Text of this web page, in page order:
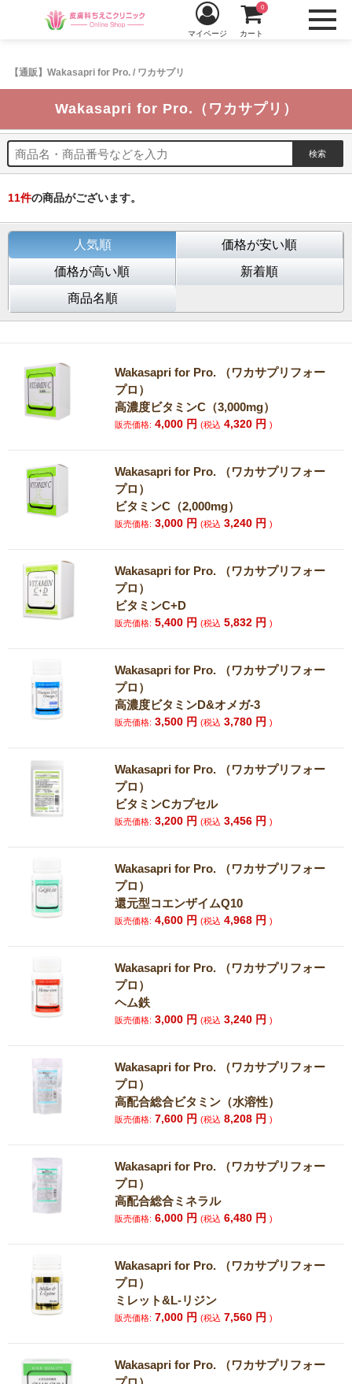
【通販】Wakasapri for Pro. / ワカサプリ
マイページ カート
0
Wakasapri for Pro.（ワカサプリ）
11件の商品がございます。
人気順
価格が安い順
価格が高い順
新着順
商品名順
Wakasapri for Pro. （ワカサプリフォー
プロ）
高濃度ビタミンC（3,000mg）
販売価格: 4,000 円(税込 4,320 円)
Wakasapri for Pro. （ワカサプリフォー
プロ）
ビタミンC（2,000mg）
販売価格: 3,000 円(税込 3,240 円)
Wakasapri for Pro. （ワカサプリフォー
プロ）
ビタミンC+D
販売価格: 5,400 円(税込 5,832 円)
Wakasapri for Pro. （ワカサプリフォー
プロ）
高濃度ビタミンD&オメガ-3
販売価格: 3,500 円(税込 3,780 円)
Wakasapri for Pro. （ワカサプリフォー
プロ）
ビタミンCカプセル
販売価格: 3,200 円(税込 3,456 円)
Wakasapri for Pro. （ワカサプリフォー
プロ）
還元型コエンザイムQ10
販売価格: 4,600 円(税込 4,968 円)
Wakasapri for Pro. （ワカサプリフォー
プロ）
ヘム鉄
販売価格: 3,000 円(税込 3,240 円)
Wakasapri for Pro. （ワカサプリフォー
プロ）
高配合総合ビタミン（水溶性）
販売価格: 7,600 円(税込 8,208 円)
Wakasapri for Pro. （ワカサプリフォー
プロ）
高配合総合ミネラル
販売価格: 6,000 円(税込 6,480 円)
Wakasapri for Pro. （ワカサプリフォー
プロ）
ミレット&L-リジン
販売価格: 7,000 円(税込 7,560 円)
Wakasapri for Pro. （ワカサプリフォー